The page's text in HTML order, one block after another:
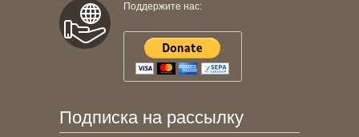
Поддержите нас:
Подписка на рассылку